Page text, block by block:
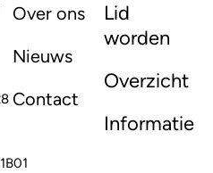
Over ons
Nieuws
Contact
Lid
worden
Overzicht
Informatie